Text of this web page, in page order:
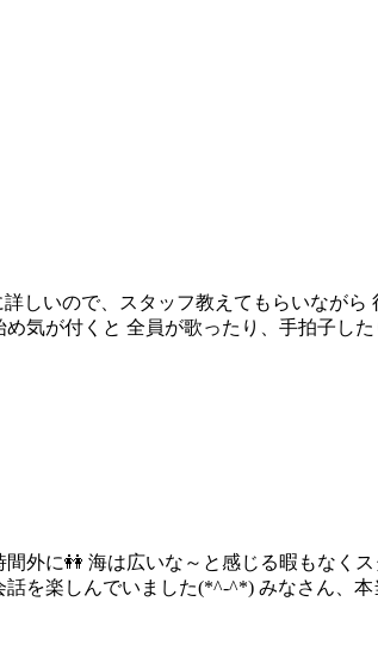
しいので、スタッフ教えてもらいなが
気が付くと 全員が歌ったり、手拍子し
外に👭 海は広いな～と感じる暇もなく
を楽しんでいました(*^-^*) みなさん、